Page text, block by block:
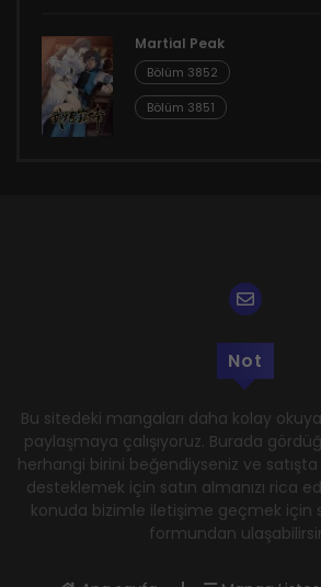
Martial Peak
Bölüm 3852
Bölüm 3851
Not
Bu sitedeki mangaları daha kolay
paylaşmaya çalışıyoruz. Burada
herhangi birini beğendiyseniz ve satışta
desteklemek için satın almanızı rica
konuda bizimle iletişime geçmek için
formundan